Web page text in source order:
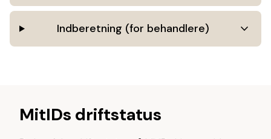
Indberetning (for behandlere)
MitIDs driftstatus